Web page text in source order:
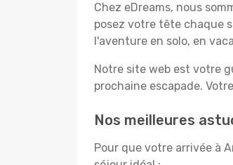
Chez eDreams, nous
posez votre tête chaque
l'aventure en solo, en
Notre site web est votre
prochaine escapade.
Nos meilleures
Pour que votre arrivée à